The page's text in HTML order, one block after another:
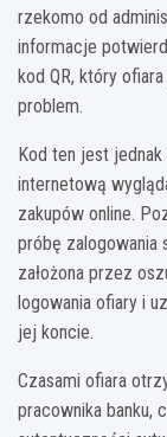
rzekomo od
informacje
kod QR, który
problem.
Kod ten jest jednak
internetową
zakupów online.
próbę zalogowania
założona przez
logowania ofiary i
jej koncie.
Czasami ofiara
pracownika banku,